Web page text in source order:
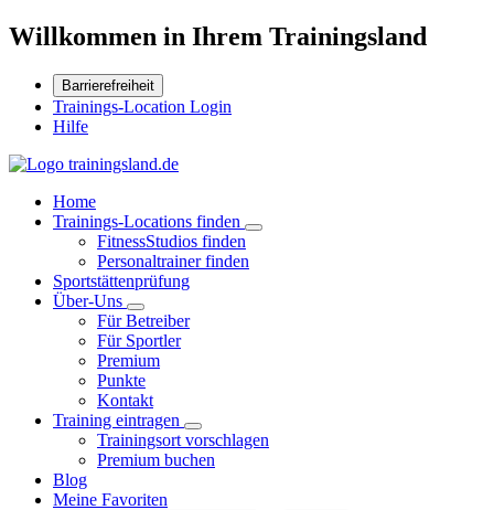
Willkommen in Ihrem Trainingsland
Barrierefreiheit
Trainings-Location Login
Hilfe
Home
Trainings-Locations finden
FitnessStudios finden
Personaltrainer finden
Sportstättenprüfung
Über-Uns
Für Betreiber
Für Sportler
Premium
Punkte
Kontakt
Training eintragen
Trainingsort vorschlagen
Premium buchen
Blog
Meine Favoriten